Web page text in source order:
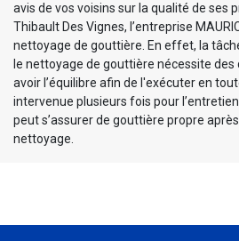
avis de vos voisins sur la qualité de ses
Thibault Des Vignes, l’entreprise
nettoyage de gouttière. En effet, la
le nettoyage de gouttière nécessite des
avoir l’équilibre afin de l'exécuter en
intervenue plusieurs fois pour
peut s’assurer de gouttière propre
nettoyage.